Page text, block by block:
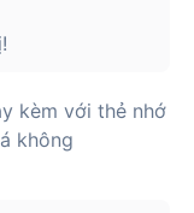
kèm với thẻ nhớ
không